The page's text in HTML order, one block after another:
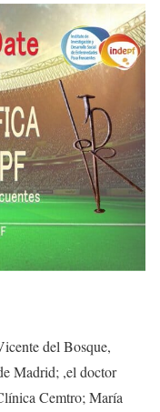
del Bosque,
Madrid; ,el doctor
Cemtro; María